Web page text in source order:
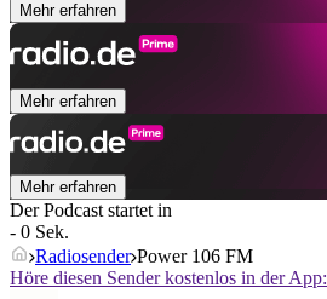
Mehr erfahren
Mehr erfahren
Mehr erfahren
Der Podcast startet in
- 0 Sek.
Radiosender Power 106 FM
Höre diesen Sender kostenlos in der App: